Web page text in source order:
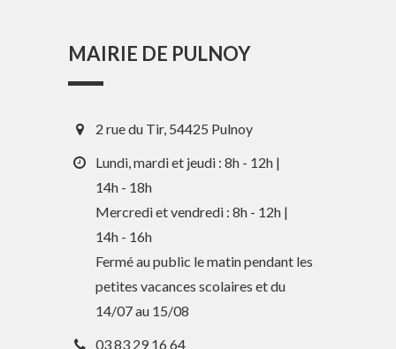
En 1 clic
Guide des activités et services
MAIRIE DE PULNOY
2 rue du Tir, 54425 Pulnoy
Lundi, mardi et jeudi : 8h - 12h |
14h - 18h
Mercredi et vendredi : 8h - 12h |
14h - 16h
Fermé au public le matin pendant les
petites vacances scolaires et du
14/07 au 15/08
03 83 29 16 64